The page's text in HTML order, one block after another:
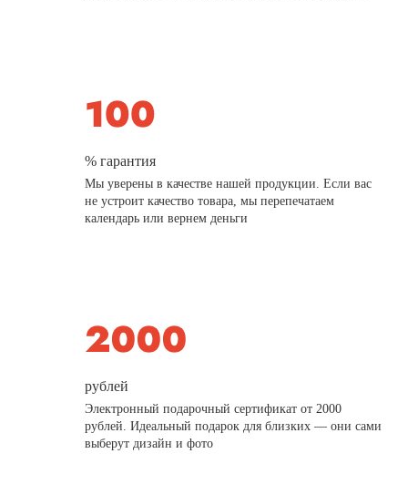
% гарантия
Мы уверены в качестве нашей продукции. Если вас
не устроит качество товара, мы перепечатаем
календарь или вернем деньги
рублей
Электронный подарочный сертификат от 2000
рублей. Идеальный подарок для близких — они сами
выберут дизайн и фото